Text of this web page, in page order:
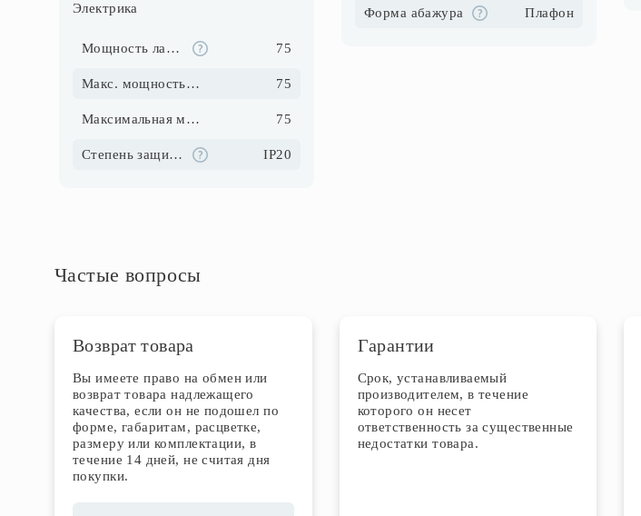
Форма абажура Плафон
Электрика
Мощность ламп, Вт 75
Макс. мощность ламп, Вт 75
Максимальная мощность, Вт 75
Степень защиты IP IP20
Частые вопросы
Возврат товара
Вы имеете право на обмен или
возврат товара надлежащего
качества, если он не подошел по
форме, габаритам, расцветке,
размеру или комплектации, в
течение 14 дней, не считая дня
покупки.
Гарантии
Срок, устанавливаемый
производителем, в течение
которого он несет
ответственность за существенные
недостатки товара.